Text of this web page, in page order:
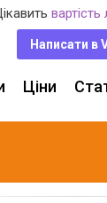
вартість
Написати в
Ціни